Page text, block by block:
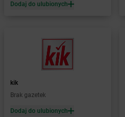
Żabka Bieżuń
Biórków Mały
Biskupice
Biskupiec
Żabka
Żabka Blachownia
Żabka Błażejewo
Dodaj do ulubionych
kik
Brak gazetek
Dodaj do ulubionych